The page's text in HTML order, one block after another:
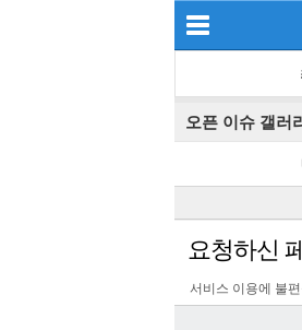
오픈 이슈 갤러
요청하신
서비스 이용에 불